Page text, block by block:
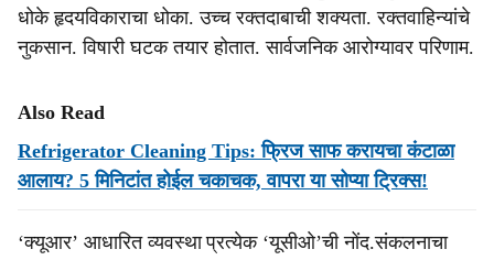
धोके हृदयविकाराचा धोका. उच्च रक्तदाबाची शक्यता. रक्तवाहिन्यांचे
नुकसान. विषारी घटक तयार होतात. सार्वजनिक आरोग्यावर परिणाम.
Also Read
Refrigerator Cleaning Tips: फ्रिज साफ करायचा कंटाळा
आलाय? 5 मिनिटांत होईल चकाचक, वापरा या सोप्या ट्रिक्स!
‘क्यूआर’ आधारित व्यवस्था प्रत्येक ‘यूसीओ’ची नोंद.संकलनाचा